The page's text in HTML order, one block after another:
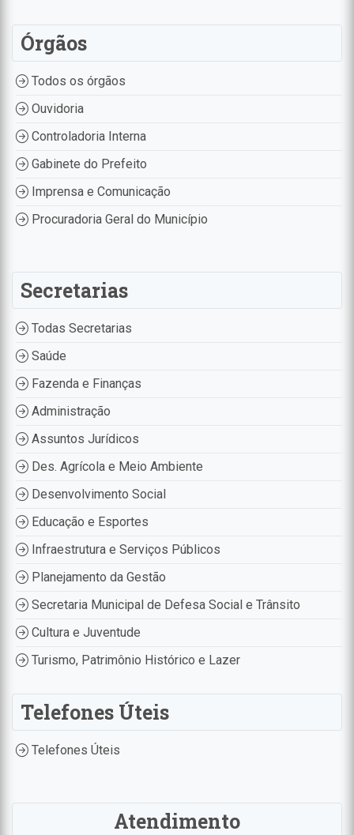
Órgãos
Todos os órgãos
Ouvidoria
Controladoria Interna
Gabinete do Prefeito
Imprensa e Comunicação
Procuradoria Geral do Município
Secretarias
Todas Secretarias
Saúde
Fazenda e Finanças
Administração
Assuntos Jurídicos
Des. Agrícola e Meio Ambiente
Desenvolvimento Social
Educação e Esportes
Infraestrutura e Serviços Públicos
Planejamento da Gestão
Secretaria Municipal de Defesa Social e Trânsito
Cultura e Juventude
Turismo, Patrimônio Histórico e Lazer
Telefones Úteis
Telefones Úteis
Atendimento